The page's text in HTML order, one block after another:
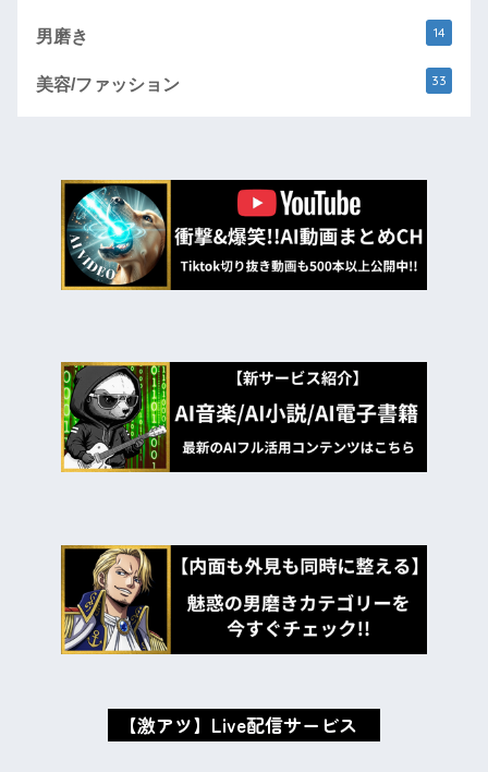
男磨き 14
美容/ファッション 33
oxMISAox
【激アツ】Live配信サービス